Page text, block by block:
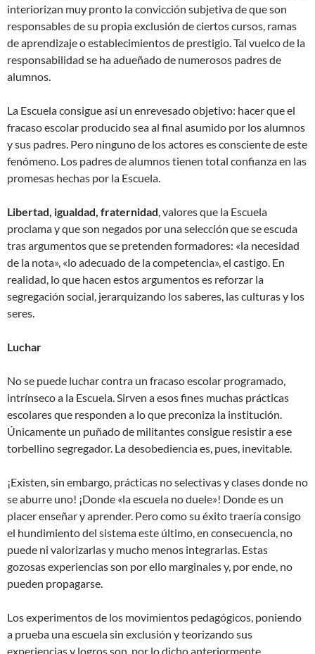
interiorizan muy pronto la convicción subjetiva de que son
responsables de su propia exclusión de ciertos cursos, ramas
de aprendizaje o establecimientos de prestigio. Tal vuelco de la
responsabilidad se ha adueñado de numerosos padres de
alumnos.
La Escuela consigue así un enrevesado objetivo: hacer que el
fracaso escolar producido sea al final asumido por los alumnos
y sus padres. Pero ninguno de los actores es consciente de este
fenómeno. Los padres de alumnos tienen total confianza en las
promesas hechas por la Escuela.
Libertad, igualdad, fraternidad, valores que la Escuela
proclama y que son negados por una selección que se escuda
tras argumentos que se pretenden formadores: «la necesidad
de la nota», «lo adecuado de la competencia», el castigo. En
realidad, lo que hacen estos argumentos es reforzar la
segregación social, jerarquizando los saberes, las culturas y los
seres.
Luchar
No se puede luchar contra un fracaso escolar programado,
intrínseco a la Escuela. Sirven a esos fines muchas prácticas
escolares que responden a lo que preconiza la institución.
Únicamente un puñado de militantes consigue resistir a ese
torbellino segregador. La desobediencia es, pues, inevitable.
¡Existen, sin embargo, prácticas no selectivas y clases donde no
se aburre uno! ¡Donde «la escuela no duele»! Donde es un
placer enseñar y aprender. Pero como su éxito traería consigo
el hundimiento del sistema este último, en consecuencia, no
puede ni valorizarlas y mucho menos integrarlas. Estas
gozosas experiencias son por ello marginales y, por ende, no
pueden propagarse.
Los experimentos de los movimientos pedagógicos, poniendo
a prueba una escuela sin exclusión y teorizando sus
experiencias y logros son, por lo dicho anteriormente,